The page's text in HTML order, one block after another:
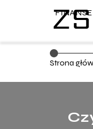
FINANSE
Strona